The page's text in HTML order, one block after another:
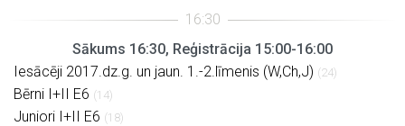
Sākums 16:30, Reģistrācija 15:00-16:00
Iesācēji 2017.dz.g. un jaun. 1.-2.līmenis (W,Ch,J) (24)
Bērni I+II E6 (14)
Juniori I+II E6 (18)